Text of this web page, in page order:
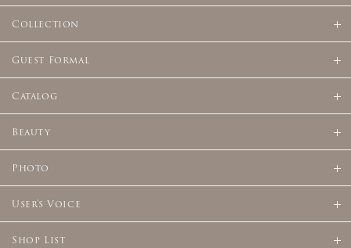
Collection
Guest Formal
Catalog
Beauty
Photo
User's Voice
Shop List